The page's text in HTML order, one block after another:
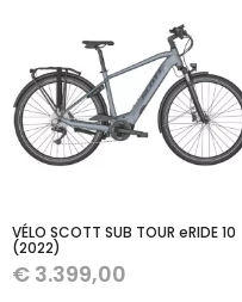
VÉLO SCOTT SUB TOUR eRIDE 10
(2022)
€ 3.399,00